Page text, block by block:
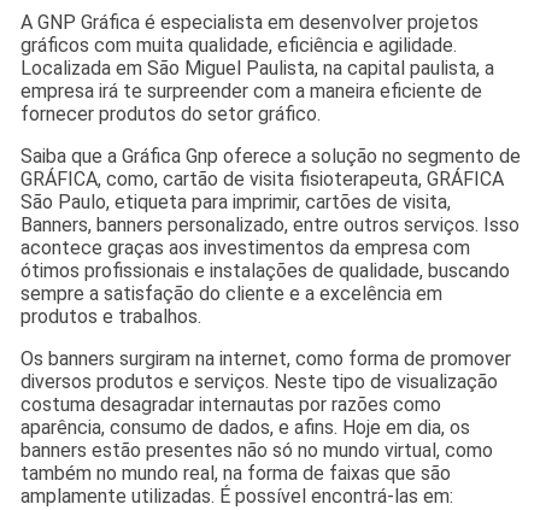
A GNP Gráfica é especialista em desenvolver projetos
gráficos com muita qualidade, eficiência e agilidade.
Localizada em São Miguel Paulista, na capital paulista, a
empresa irá te surpreender com a maneira eficiente de
fornecer produtos do setor gráfico.
Saiba que a Gráfica Gnp oferece a solução no segmento de
GRÁFICA, como, cartão de visita fisioterapeuta, GRÁFICA
São Paulo, etiqueta para imprimir, cartões de visita,
Banners, banners personalizado, entre outros serviços. Isso
acontece graças aos investimentos da empresa com
ótimos profissionais e instalações de qualidade, buscando
sempre a satisfação do cliente e a excelência em
produtos e trabalhos.
Os banners surgiram na internet, como forma de promover
diversos produtos e serviços. Neste tipo de visualização
costuma desagradar internautas por razões como
aparência, consumo de dados, e afins. Hoje em dia, os
banners estão presentes não só no mundo virtual, como
também no mundo real, na forma de faixas que são
amplamente utilizadas. É possível encontrá-las em: